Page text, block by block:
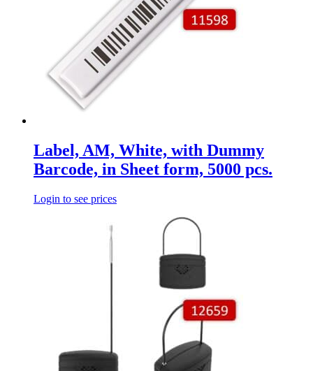
Label, AM, White, with Dummy
Barcode, in Sheet form, 5000 pcs.
Login to see prices